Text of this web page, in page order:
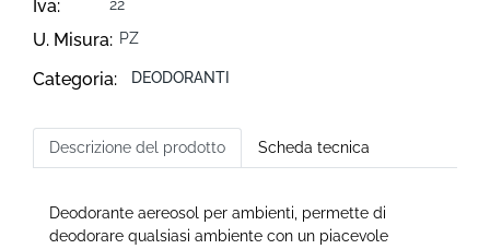
Iva: 22
U. Misura: PZ
Categoria: DEODORANTI
Descrizione del prodotto Scheda tecnica
Deodorante aereosol per ambienti, permette di
deodorare qualsiasi ambiente con un piacevole